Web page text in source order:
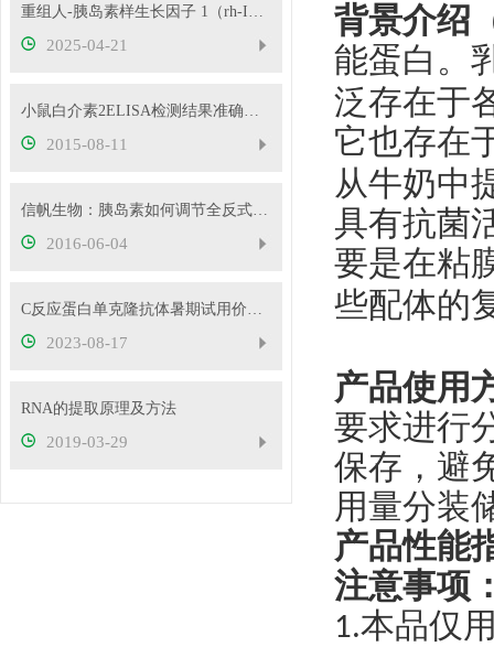
重组人-胰岛素样生长因子 1（rh-IGF-1）
2025-04-21
小鼠白介素2ELISA检测结果准确的必要条件
2015-08-11
信帆生物：胰岛素如何调节全反式维甲酸合成
2016-06-04
C反应蛋白单克隆抗体暑期试用价，买一送一
2023-08-17
RNA的提取原理及方法
2019-03-29
背景介绍
能蛋白。
泛存在于
它也存在
从牛奶中
具有抗菌
要是在粘
些配体的
产品使用
要求进行
保存，避
用量分装
产品性能
注意事项
1.本品仅